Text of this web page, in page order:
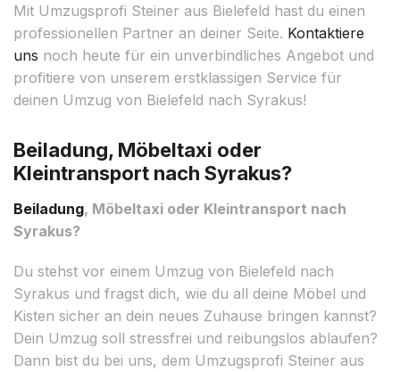
Mit Umzugsprofi Steiner aus Bielefeld hast du einen
professionellen Partner an deiner Seite. Kontaktiere
uns noch heute für ein unverbindliches Angebot und
profitiere von unserem erstklassigen Service für
deinen Umzug von Bielefeld nach Syrakus!
Beiladung, Möbeltaxi oder
Kleintransport nach Syrakus?
Beiladung, Möbeltaxi oder Kleintransport nach
Syrakus?
Du stehst vor einem Umzug von Bielefeld nach
Syrakus und fragst dich, wie du all deine Möbel und
Kisten sicher an dein neues Zuhause bringen kannst?
Dein Umzug soll stressfrei und reibungslos ablaufen?
Dann bist du bei uns, dem Umzugsprofi Steiner aus